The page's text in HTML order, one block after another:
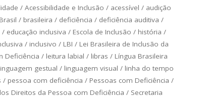
/Acessibilidade e Inclusão / acessível / audição
Brasil / brasileira / deficiência / deficiência auditiva /
/ educação inclusiva / Escola de Inclusão / história /
/ inclusivo / LBI / Lei Brasileira de Inclusão da
Deficiência / leitura labial / libras / Língua Brasileira
gestual / linguagem visual / linha do tempo
/ pessoa com deficiência / Pessoas com Deficiência /
Direitos da Pessoa com Deficiência / Secretaria